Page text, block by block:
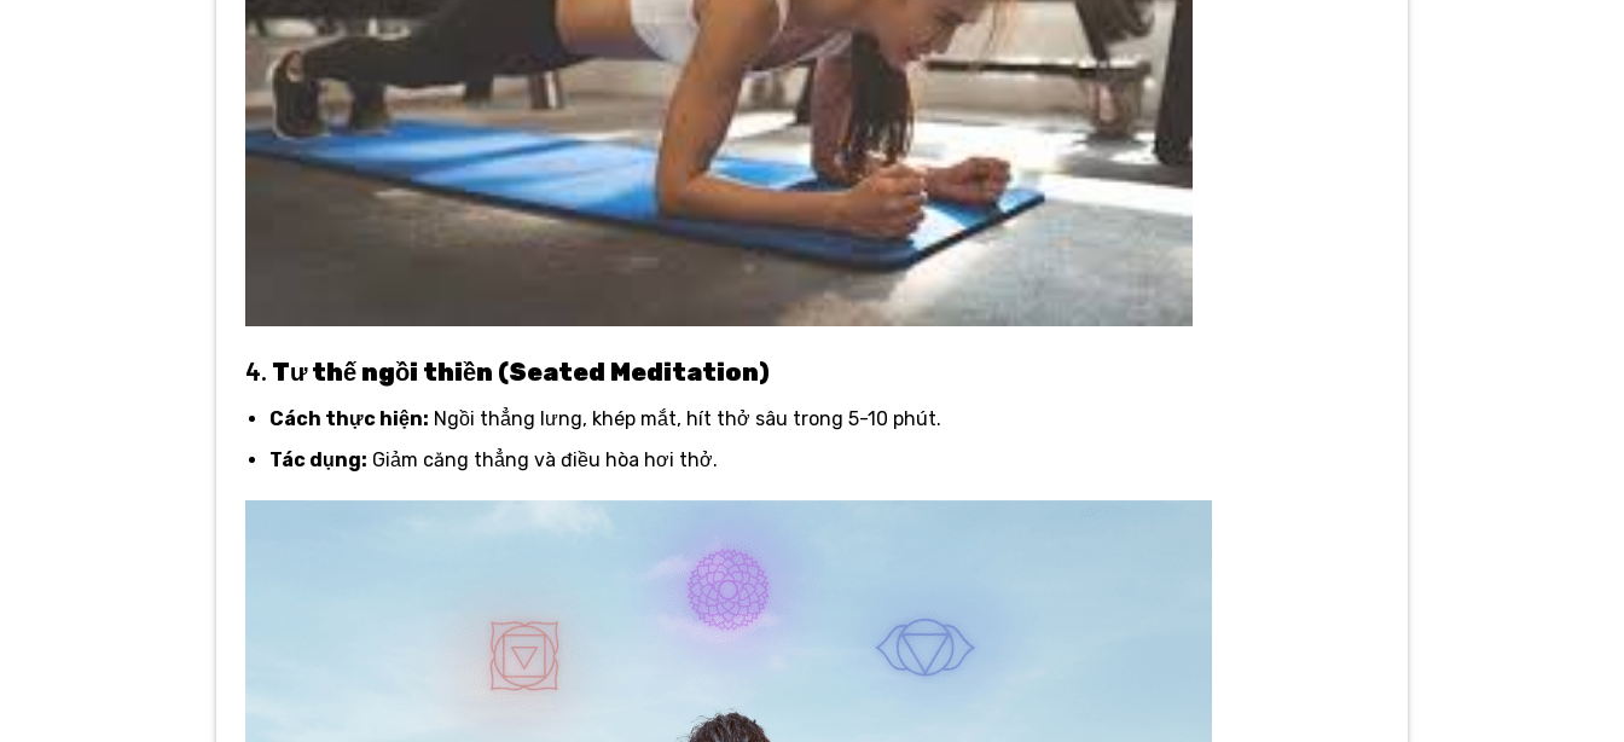
4. Tư thế ngồi thiền (Seated Meditation)
Cách thực hiện: Ngồi thẳng lưng, khép mắt, hít thở sâu trong 5-10 phút.
Tác dụng: Giảm căng thẳng và điều hòa hơi thở.